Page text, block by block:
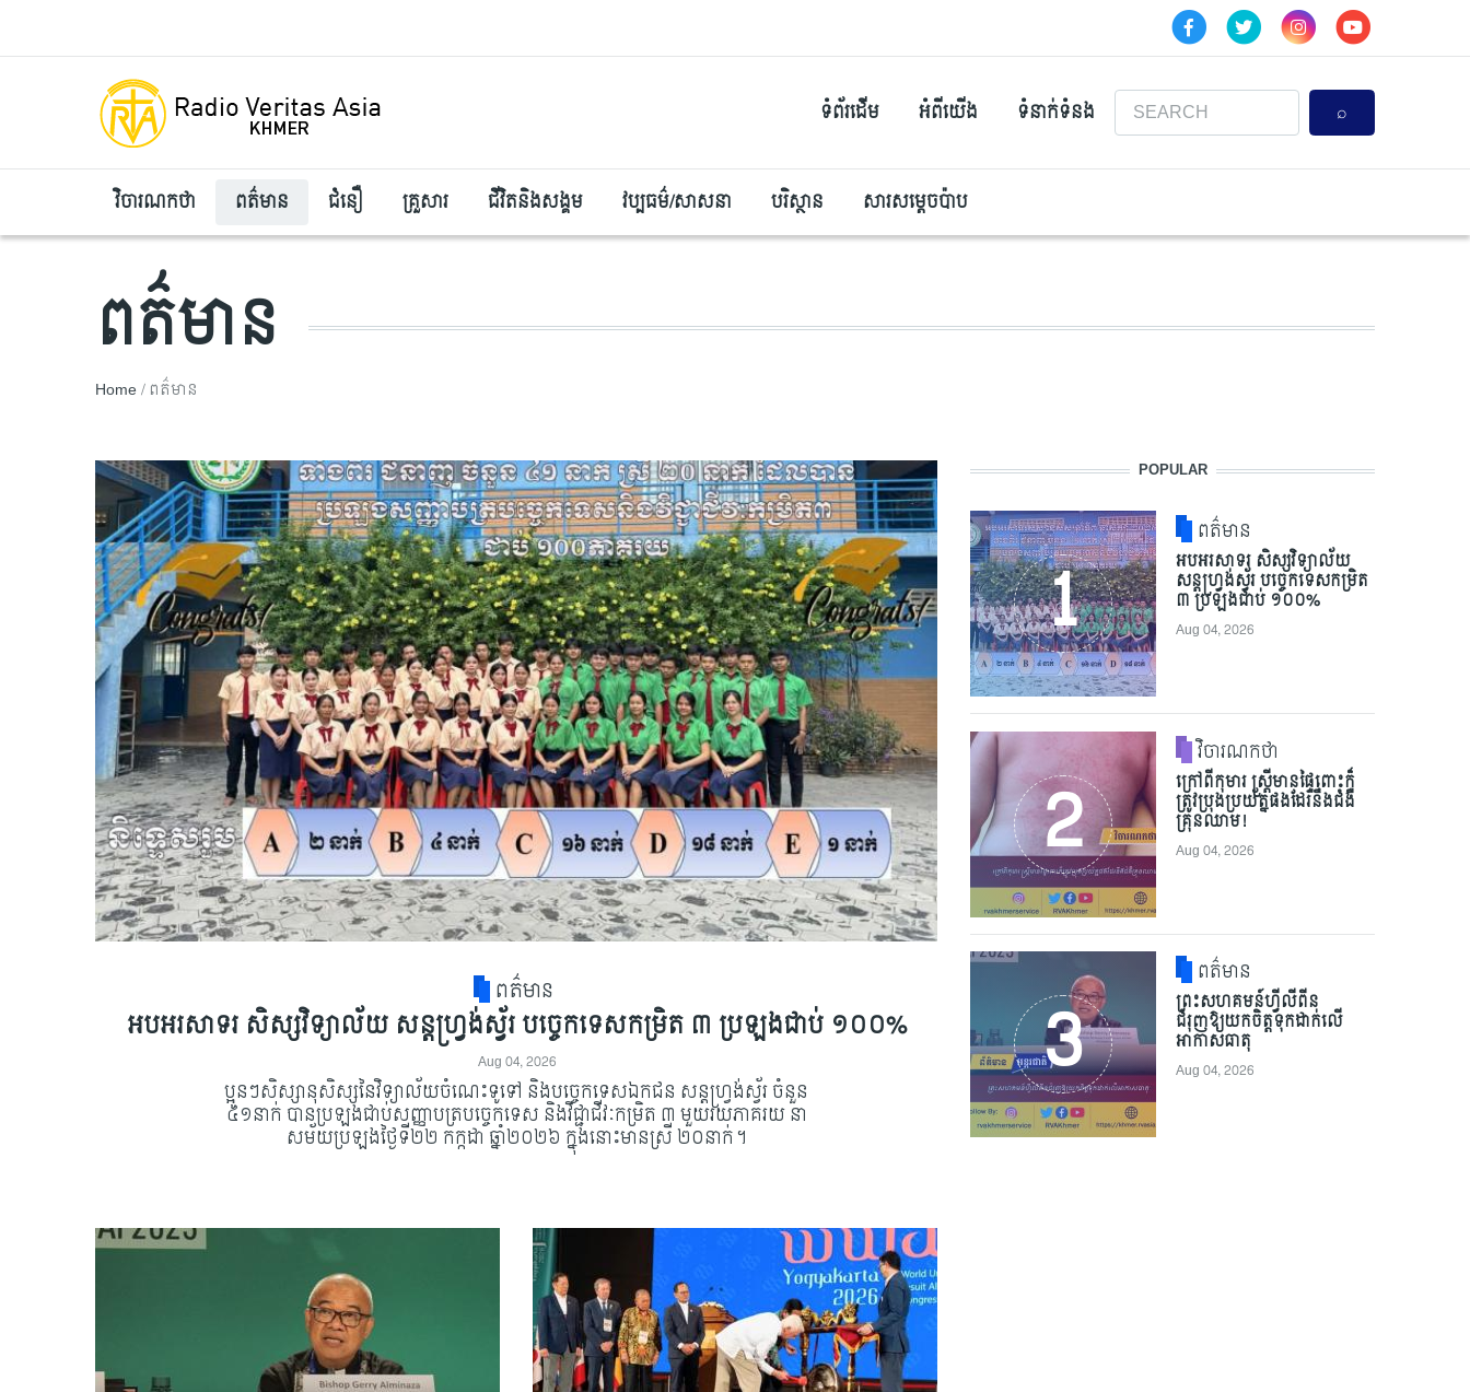
ទំព័រដើម អំពីយើង ទំនាក់ទំនង Search
វិចារណកថា ពត៌មាន ជំនឿ គ្រួសារ ជីវិតនិងសង្គម វប្បធម៌/សាសនា បរិស្ថាន សារសម្តេចប៉ាប
ពត៌មាន
Breadcrumb
Home ពត៌មាន
ពត៌មាន
អបអរសាទរ សិស្សវិទ្យាល័យ សន្តហ្វ្រង់ស្វ័រ បច្ចេកទេសកម្រិត ៣ ប្រឡងជាប់ ១០០%
Aug 04, 2026
ប្អូនៗសិស្សានុសិស្សនៃវិទ្យាល័យចំណេះទូទៅ និងបច្ចេកទេសឯកជន សន្តហ្វ្រង់ស្វ័រ ចំនួន
៤១នាក់ បានប្រឡងជាប់សញ្ញាបត្របច្ចេកទេស និងវិជ្ជាជីវៈកម្រិត ៣ មួយរយភាគរយ នា
សម័យប្រឡងថ្ងៃទី២២ កក្កដា ឆ្នាំ២០២៦ ក្នុងនោះមានស្រី ២០នាក់។
POPULAR
ពត៌មាន
អបអរសាទរ សិស្សវិទ្យាល័យ
សន្តហ្វ្រង់ស្វ័រ បច្ចេកទេសកម្រិត
៣ ប្រឡងជាប់ ១០០%
Aug 04, 2026
វិចារណកថា
ក្រៅពីកុមារ ស្ត្រីមានផ្ទៃពោះក៏
ត្រូវប្រុងប្រយ័ត្នផងដែរនឹងជំងឺ
គ្រុនឈាម!
Aug 04, 2026
ពត៌មាន
ព្រះសហគមន៍ហ្វីលីពីន
ជំរុញឱ្យយកចិត្តទុកដាក់លើ
អាកាសធាតុ
Aug 04, 2026